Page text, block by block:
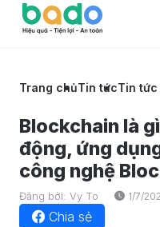
Trang chủTin tứcTin tức
Blockchain là
động, ứng
công nghệ
Đăng bởi: Vy To 1/7/
Chia sẻ